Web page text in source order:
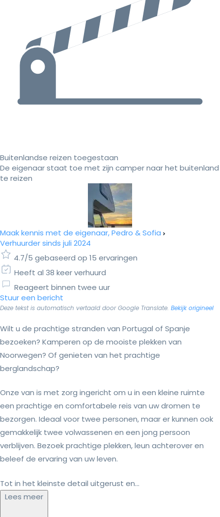
Buitenlandse reizen toegestaan
De eigenaar staat toe met zijn camper naar het buitenland
te reizen
Maak kennis met de eigenaar, Pedro & Sofia
Verhuurder sinds juli 2024
4.7/5 gebaseerd op 15 ervaringen
Heeft al 38 keer verhuurd
Reageert binnen twee uur
Stuur een bericht
Deze tekst is automatisch vertaald door Google Translate. Bekijk origineel
Wilt u de prachtige stranden van Portugal of Spanje
bezoeken? Kamperen op de mooiste plekken van
Noorwegen? Of genieten van het prachtige
berglandschap?
Onze van is met zorg ingericht om u in een kleine ruimte
een prachtige en comfortabele reis van uw dromen te
bezorgen. Ideaal voor twee personen, maar er kunnen ook
gemakkelijk twee volwassenen en een jong persoon
verblijven. Bezoek prachtige plekken, leun achterover en
beleef de ervaring van uw leven.
Tot in het kleinste detail uitgerust en...
Lees meer